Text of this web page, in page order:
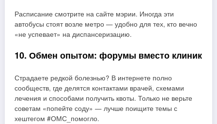
Расписание смотрите на сайте мэрии. Иногда эти
автобусы стоят возле метро — удобно для тех, кто вечно
«не успевает» на диспансеризацию.
10. Обмен опытом: форумы вместо клиник
Страдаете редкой болезнью? В интернете полно
сообществ, где делятся контактами врачей, схемами
лечения и способами получить квоты. Только не верьте
советам «попейте соду» — лучше поищите темы с
хештегом #ОМС_помогло.